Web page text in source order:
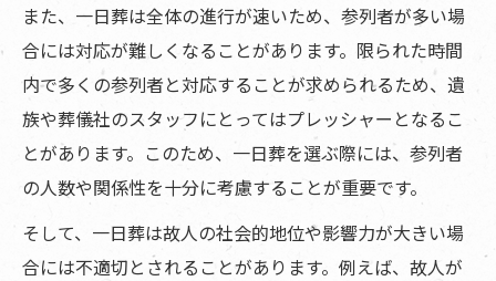
また、一日葬は全体の進行が速いため、参列者が多い場
合には対応が難しくなることがあります。限られた時間
内で多くの参列者と対応することが求められるため、遺
族や葬儀社のスタッフにとってはプレッシャーとなるこ
とがあります。このため、一日葬を選ぶ際には、参列者
の人数や関係性を十分に考慮することが重要です。
そして、一日葬は故人の社会的地位や影響力が大きい場
合には不適切とされることがあります。例えば、故人が